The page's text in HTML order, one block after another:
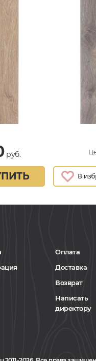
руб.
Оплата
Доставка
Возврат
Написать
директору